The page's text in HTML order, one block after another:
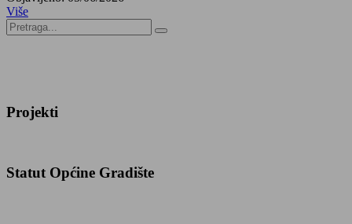
Više
Projekti
Statut Općine Gradište